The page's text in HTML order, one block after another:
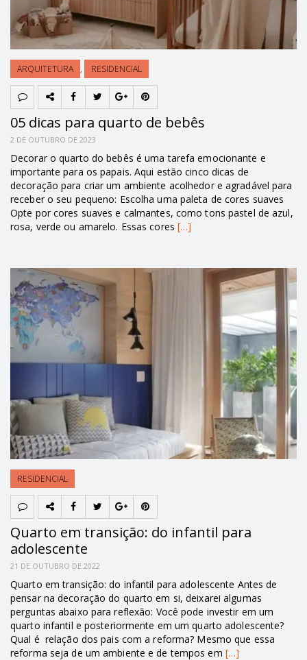
ARQUITETURA , RESIDENCIAL
05 dicas para quarto de bebês
2 DE OUTUBRO DE 2023
Decorar o quarto do bebês é uma tarefa emocionante e
importante para os papais. Aqui estão cinco dicas de
decoração para criar um ambiente acolhedor e agradável para
receber o seu pequeno: Escolha uma paleta de cores suaves
Opte por cores suaves e calmantes, como tons pastel de azul,
rosa, verde ou amarelo. Essas cores[…]
RESIDENCIAL
Quarto em transição: do infantil para
adolescente
21 DE OUTUBRO DE 2022
Quarto em transição: do infantil para adolescente Antes de
pensar na decoração do quarto em si, deixarei algumas
perguntas abaixo para reflexão: Você pode investir em um
quarto infantil e posteriormente em um quarto adolescente?
Qual é relação dos pais com a reforma? Mesmo que essa
reforma seja de um ambiente e de tempos em […]